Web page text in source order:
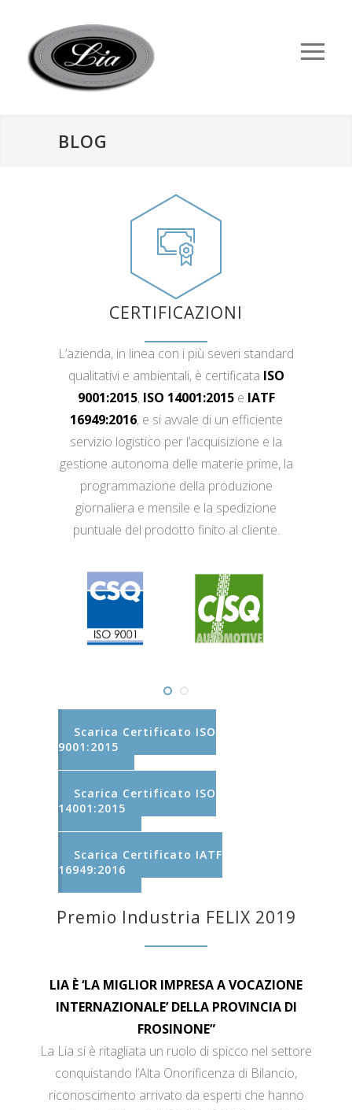
BLOG
CERTIFICAZIONI
L’azienda, in linea con i più severi standard
qualitativi e ambientali, è certificata ISO
9001:2015, ISO 14001:2015e IATF
16949:2016, e si avvale di un efficiente
servizio logistico per l’acquisizione e la
gestione autonoma delle materie prime, la
programmazione della produzione
giornaliera e mensile e la spedizione
puntuale del prodotto finito al cliente.
Scarica Certificato ISO
9001:2015
Scarica Certificato ISO
14001:2015
Scarica Certificato IATF
16949:2016
Premio Industria FELIX 2019
LIA È ‘LA MIGLIOR IMPRESA A VOCAZIONE
INTERNAZIONALE’ DELLA PROVINCIA DI
FROSINONE”
La Lia si è ritagliata un ruolo di spicco nel settore
conquistando l’Alta Onorificenza di Bilancio,
riconoscimento arrivato da esperti che hanno